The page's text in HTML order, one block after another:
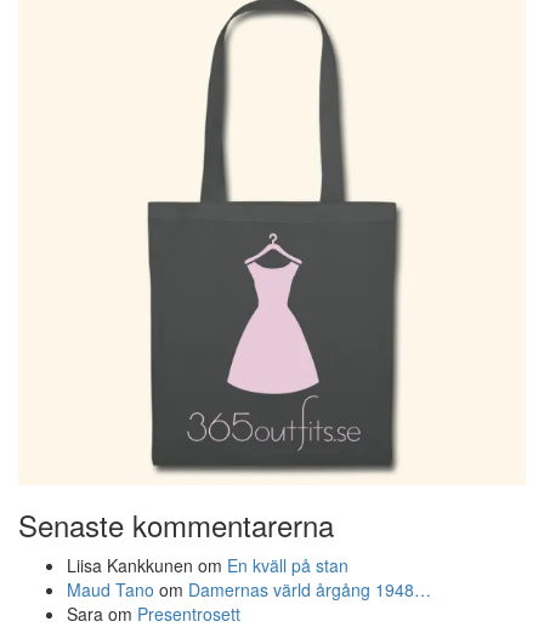
Senaste kommentarerna
Liisa Kankkunen om En kväll på stan
Maud Tano om Damernas värld årgång 1948…
Sara om Presentrosett